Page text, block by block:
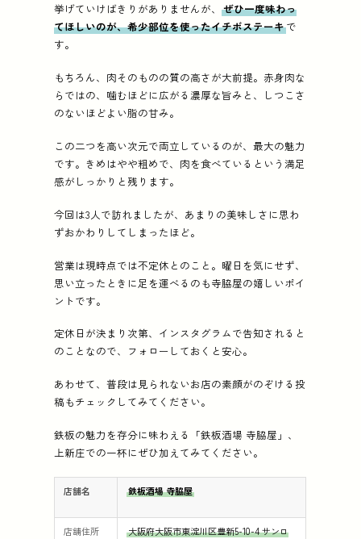
挙げていけばきりがありませんが、ぜひ一度味わっ
てほしいのが、希少部位を使ったイチボステーキで
す。
もちろん、肉そのものの質の高さが大前提。赤身肉な
らではの、噛むほどに広がる濃厚な旨みと、しつこさ
のないほどよい脂の甘み。
この二つを高い次元で両立しているのが、最大の魅力
です。きめはやや粗めで、肉を食べているという満足
感がしっかりと残ります。
今回は3人で訪れましたが、あまりの美味しさに思わ
ずおかわりしてしまったほど。
営業は現時点では不定休とのこと。曜日を気にせず、
思い立ったときに足を運べるのも寺脇屋の嬉しいポイ
ントです。
定休日が決まり次第、インスタグラムで告知されると
のことなので、フォローしておくと安心。
あわせて、普段は見られないお店の素顔がのぞける投
稿もチェックしてみてください。
鉄板の魅力を存分に味わえる「鉄板酒場 寺脇屋」、
上新庄での一杯にぜひ加えてみてください。
店舗名 ⁡鉄板酒場 寺脇屋
店舗住所
大阪府大阪市東淀川区豊新5-10-4⁡⁡ サンロ